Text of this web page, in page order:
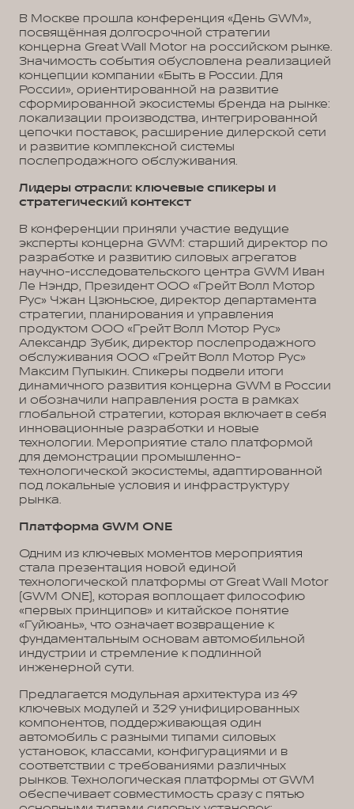
В Москве прошла конференция «День GWM»,
посвящённая долгосрочной стратегии
концерна Great Wall Motor на российском рынке.
Значимость события обусловлена реализацией
концепции компании «Быть в России. Для
России», ориентированной на развитие
сформированной экосистемы бренда на рынке:
локализации производства, интегрированной
цепочки поставок, расширение дилерской сети
и развитие комплексной системы
послепродажного обслуживания.
Лидеры отрасли: ключевые спикеры и
стратегический контекст
В конференции приняли участие ведущие
эксперты концерна GWM: старший директор по
разработке и развитию силовых агрегатов
научно-исследовательского центра GWM Иван
Ле Нэндр, Президент ООО «Грейт Волл Мотор
Рус» Чжан Цзюньсюе, директор департамента
стратегии, планирования и управления
продуктом ООО «Грейт Волл Мотор Рус»
Александр Зубик, директор послепродажного
обслуживания ООО «Грейт Волл Мотор Рус»
Максим Пупыкин. Спикеры подвели итоги
динамичного развития концерна GWM в России
и обозначили направления роста в рамках
глобальной стратегии, которая включает в себя
инновационные разработки и новые
технологии. Мероприятие стало платформой
для демонстрации промышленно-
технологической экосистемы, адаптированной
под локальные условия и инфраструктуру
рынка.
Платформа GWM ONE
Одним из ключевых моментов мероприятия
стала презентация новой единой
технологической платформы от Great Wall Motor
(GWM ONE), которая воплощает философию
«первых принципов» и китайское понятие
«Гуйюань», что означает возвращение к
фундаментальным основам автомобильной
индустрии и стремление к подлинной
инженерной сути.
Предлагается модульная архитектура из 49
ключевых модулей и 329 унифицированных
компонентов, поддерживающая один
автомобиль с разными типами силовых
установок, классами, конфигурациями и в
соответствии с требованиями различных
рынков. Технологическая платформы от GWM
обеспечивает совместимость сразу с пятью